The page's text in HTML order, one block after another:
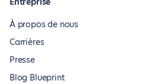
À propos de nous
Carrières
Presse
Blog Blueprint